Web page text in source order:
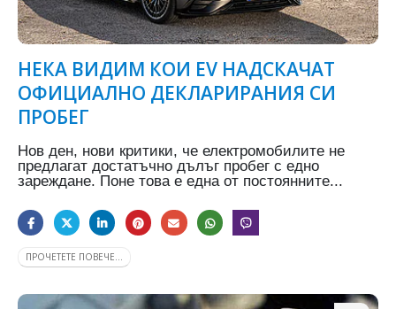
НЕКА ВИДИМ КОИ EV НАДСКАЧАТ
ОФИЦИАЛНО ДЕКЛАРИРАНИЯ СИ
ПРОБЕГ
Нов ден, нови критики, че електромобилите не
предлагат достатъчно дълъг пробег с едно
зареждане. Поне това е една от постоянните...
ПРОЧЕТЕТЕ ПОВЕЧЕ...